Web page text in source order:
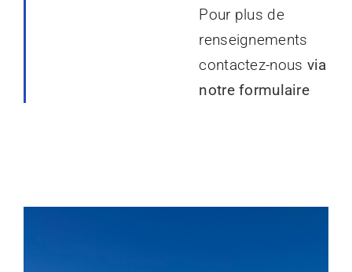
Pour plus de
renseignements
contactez-nous via
notre formulaire